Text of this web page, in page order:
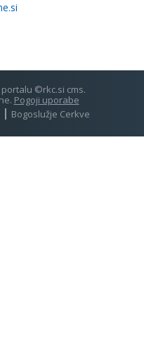
©rkc.si cms.
Pogoji uporabe
Bogoslužje Cerkve